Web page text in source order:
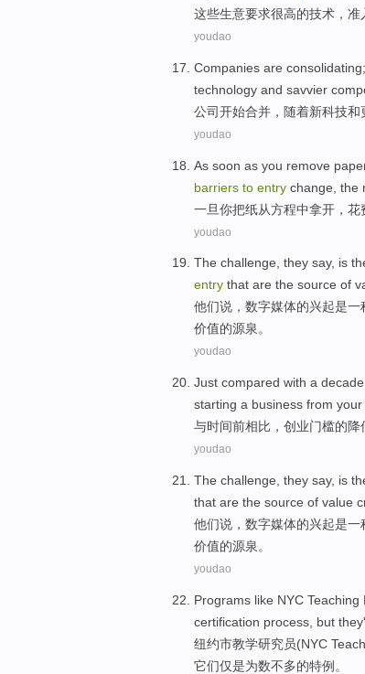
这些生意要求很高的技术 ， 准
youdao
Companies are consolidating
technology and savvier
公司开始合并， 随着新科技和
youdao
As soon as you remove
barriers to entry change, the
一旦你把纸从方程中拿开， 花
youdao
The challenge, they say, is
entry that are the source of
他们说 ， 数字媒体的兴起是一
价值的源泉。
youdao
Just compared with a decade
starting a business from your
与时间前相比 ， 创业门槛的降
youdao
The challenge they say, is
that are the source of value
他们说 ， 数字媒体的兴起是一
价值的源泉 。
youdao
Programs like NYC Teaching
certification process but they
纽约市教学研究员(NYC
它们仅是为数不多的特例 。